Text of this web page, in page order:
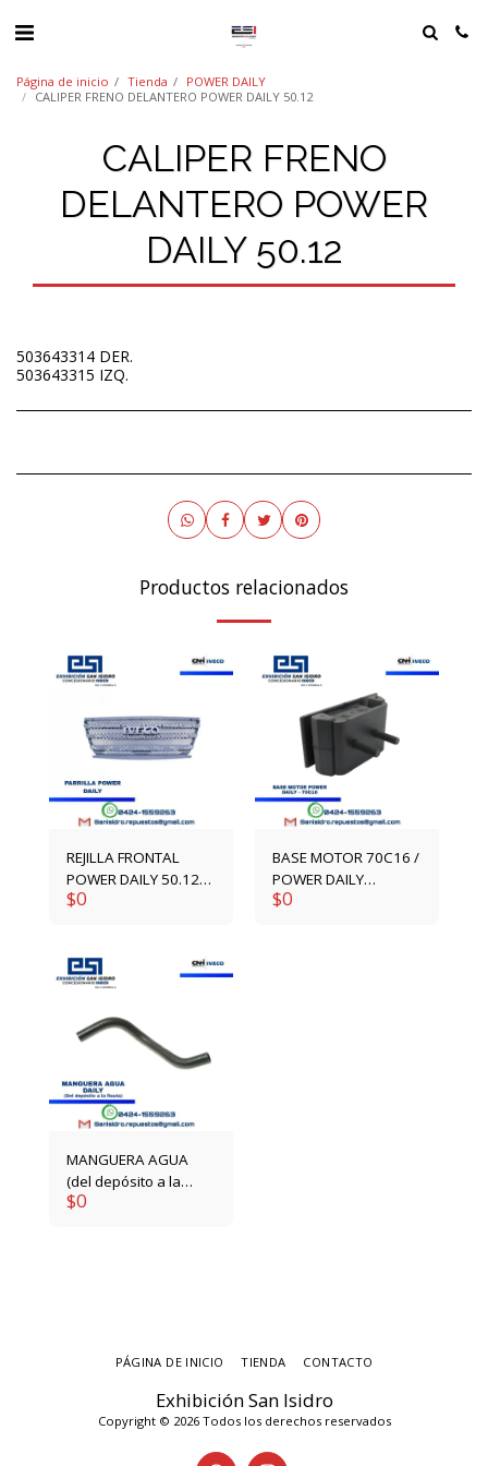
Página de inicio Tienda
POWER DAILY
CALIPER FRENO DELANTERO POWER DAILY 50.12
CALIPER FRENO
DELANTERO POWER
DAILY 50.12
503643314 DER.
503643315 IZQ.
Productos relacionados
REJILLA FRONTAL
POWER DAILY 50.12
97344697
$0
BASE MOTOR 70C16 /
POWER DAILY
93852219
$0
MANGUERA AGUA
(del depósito a la
flauta) 93818988
$0
Exhibición San Isidro
Copyright © 2026 Todos los derechos reservados
PÁGINA DE INICIO TIENDA CONTACTO